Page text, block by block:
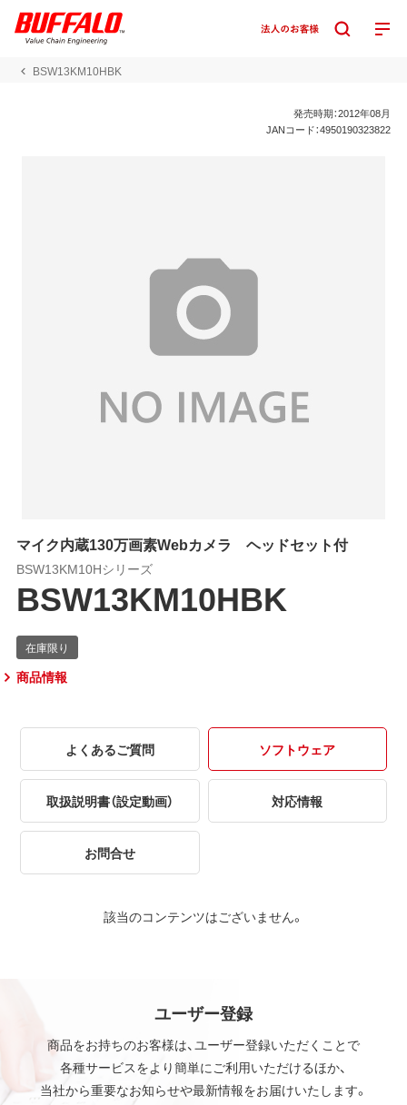
BSW13KM10HBK
発売時期：2012年08月
JANコード：4950190323822
マイク内蔵130万画素Webカメラ ヘッドセット付
BSW13KM10Hシリーズ
BSW13KM10HBK
商品情報
よくあるご質問 ソフトウェア
取扱説明書（設定動画） 対応情報
お問合せ
該当のコンテンツはございません。
ユーザー登録
商品をお持ちのお客様は、ユーザー登録いただくことで
各種サービスをより簡単にご利用いただけるほか、
当社から重要なお知らせや最新情報をお届けいたします。